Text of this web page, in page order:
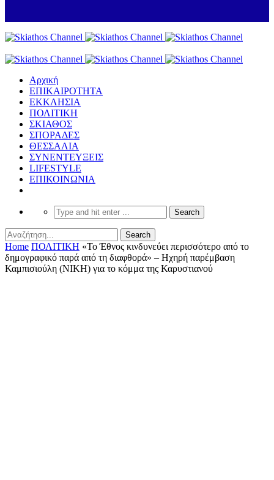
Αρχική
ΕΠΙΚΑΙΡΟΤΗΤΑ
ΕΚΚΛΗΣΙΑ
ΠΟΛΙΤΙΚΗ
ΣΚΙΑΘΟΣ
ΣΠΟΡΑΔΕΣ
ΘΕΣΣΑΛΙΑ
ΣΥΝΕΝΤΕΥΞΕΙΣ
LIFESTYLE
ΕΠΙΚΟΙΝΩΝΙΑ
Home ΠΟΛΙΤΙΚΗ «Το Έθνος κινδυνεύει περισσότερο από το
δημογραφικό παρά από τη διαφθορά» – Ηχηρή παρέμβαση
Καμπισιούλη (ΝΙΚΗ) για το κόμμα της Καρυστιανού